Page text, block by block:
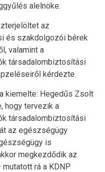
alelnöke.
az
és szakdolgozói bérek
valamint a
társadalombiztosítási
kérdezte.
kiemelte: Hegedűs Zsolt
hogy tervezik a
társadalombiztosítási
az egészségügy
is
megkezdődik az
rá a KDNP